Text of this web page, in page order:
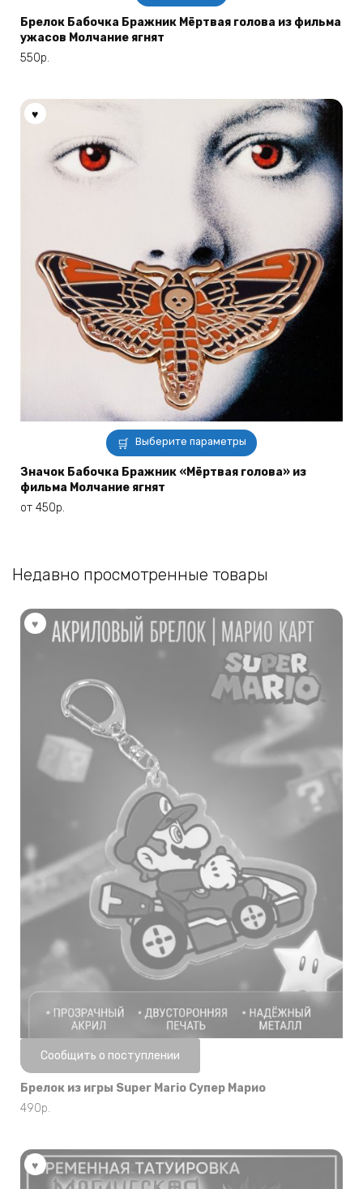
Брелок Бабочка Бражник Мёртвая голова из фильма
ужасов Молчание ягнят
550р.
Выберите параметры
Этот
товар
имеет
на
товара.
Значок Бабочка Бражник «Мёртвая голова» из
фильма Молчание ягнят
от 450р.
Недавно просмотренные товары
Нет в наличии
Сообщить о поступлении
Брелок из игры Super Mario Супер Марио
490р.